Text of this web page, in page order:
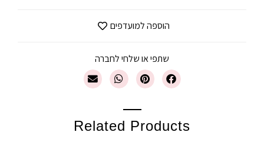
הוספה למועדפים
שתפי או שלחי לחברה
Related Products